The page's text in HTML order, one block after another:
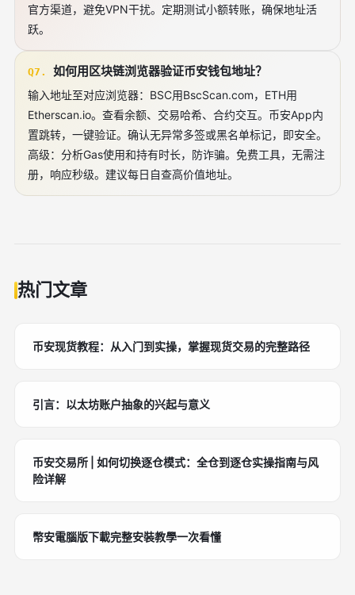
官方渠道，避免VPN干扰。定期测试小额转账，确保地址活
跃。
Q7. 如何用区块链浏览器验证币安钱包地址？
输入地址至对应浏览器：BSC用BscScan.com，ETH用
Etherscan.io。查看余额、交易哈希、合约交互。币安App内
置跳转，一键验证。确认无异常多签或黑名单标记，即安全。
高级：分析Gas使用和持有时长，防诈骗。免费工具，无需注
册，响应秒级。建议每日自查高价值地址。
热门文章
币安现货教程：从入门到实操，掌握现货交易的完整路径
引言：以太坊账户抽象的兴起与意义
币安交易所 | 如何切换逐仓模式：全仓到逐仓实操指南与风
险详解
幣安電腦版下載完整安裝教學一次看懂